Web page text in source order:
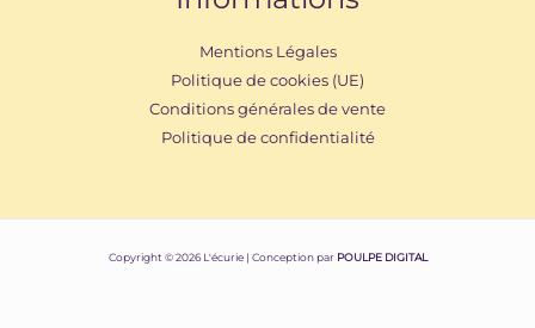
Mentions Légales
Politique de cookies (UE)
Conditions générales de vente
Politique de confidentialité
Copyright © 2026 L'écurie | Conception par POULPE DIGITAL